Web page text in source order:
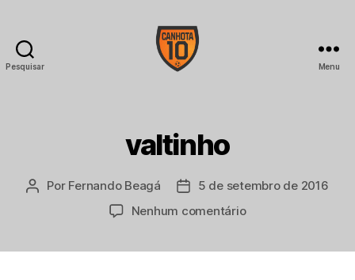
Pesquisar Menu
valtinho
Autor
Por Fernando Beagá
Data5 de setembro de 2016
Nenhum comentárioem